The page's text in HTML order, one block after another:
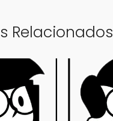
Relacionados